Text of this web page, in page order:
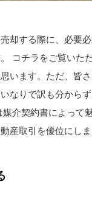
却する際に、必要
コチラをご覧いた
います。ただ、皆
なりで訳も分から
介契約書によって
産取引を優位にしま